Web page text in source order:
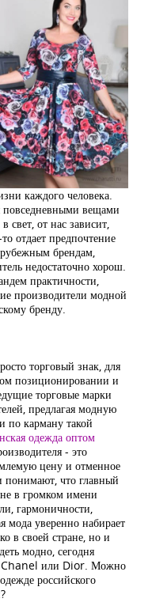
каждого человека.
повседневными вещами
от нас зависит,
отдает предпочтение
брендам,
недостаточно хорош.
практичности,
производители модной
бренду.
торговый знак, для
позиционировании и
торговые марки
предлагая модную
по карману такой
одежда оптом
- это
цену и отменное
понимают, что главный
не в громком имени
гармоничности,
мода уверенно набирает
в своей стране, но и
модно, сегодня
Chanel или Dior. Можно
российского